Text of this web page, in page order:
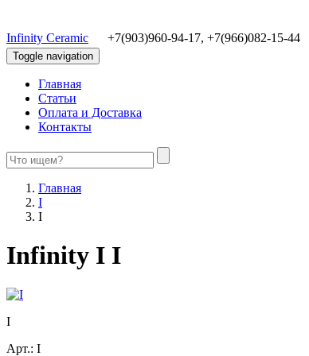
Infinity Ceramic +7(903)960-94-17, +7(966)082-15-44
Toggle navigation
Главная
Статьи
Оплата и Доставка
Контакты
Главная
I
I
Infinity I I
I
Арт.: I